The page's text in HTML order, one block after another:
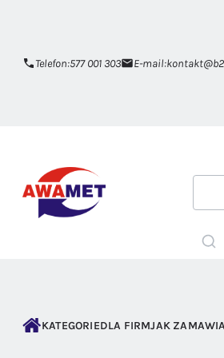
Telefon:577 001 303 E-mail:
KATEGORIEDLA FIRMJAK